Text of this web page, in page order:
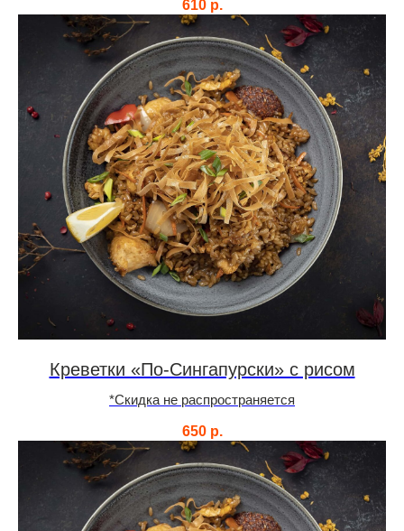
610 р.
Креветки «По-Сингапурски» с рисом
*Скидка не распространяется
650 р.